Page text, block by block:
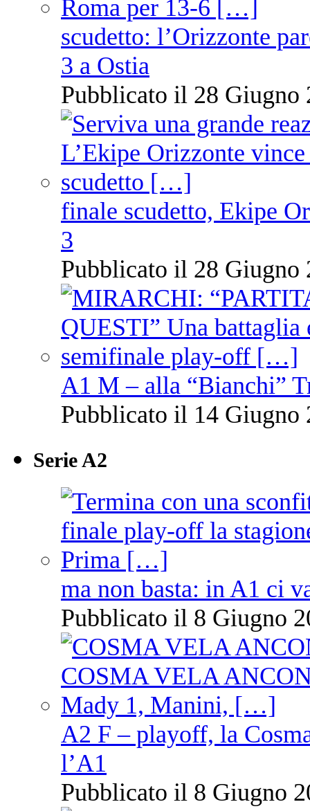
scudetto: l’Orizzonte
3 a Ostia
Pubblicato il 28 Giugno
finale scudetto, Ekipe
3
Pubblicato il 28 Giugno
A1 M – alla “Bianchi”
Pubblicato il 14 Giugno
Serie A2
ma non basta: in A1 ci
Pubblicato il 8 Giugno
A2 F – playoff, la
l’A1
Pubblicato il 8 Giugno